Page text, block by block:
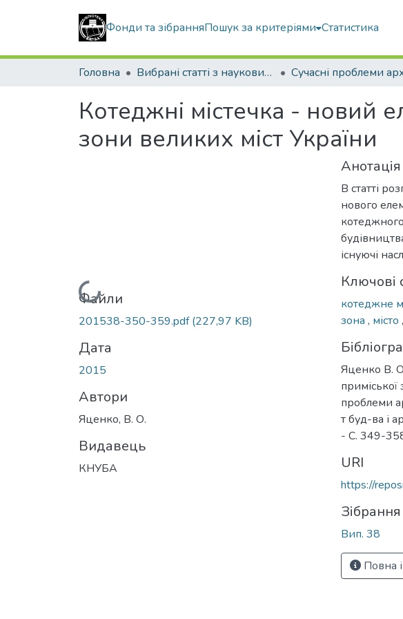
Фонди та зібранняПошук за критеріями Статистика
Головна Вибрані статті з наукових збірників КНУБА
Котеджні містечка - новий
зони великих міст України
Вантажиться...
Файли
201538-350-359.pdf(227,97 KB)
Дата
2015
Автори
Яценко, В. О.
Видавець
КНУБА
Анотація
В статті
нового
існуючі
Ключові
котеджне
зона , місто ,
Яценко В.
проблеми
т буд-ва і
- С. 349-
URI
https://
Зібрання
Вип. 38
Повна